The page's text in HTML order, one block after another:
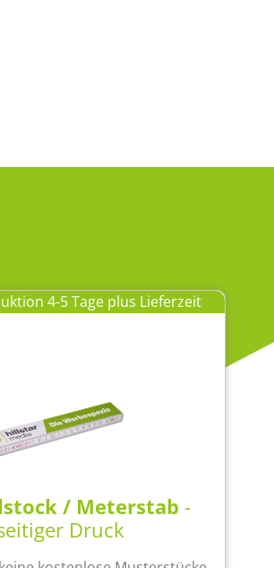
4-5 Tage plus Lieferzeit
/ Meterstab -
Druck